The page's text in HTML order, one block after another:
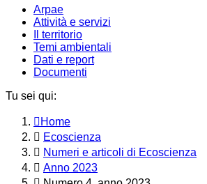
Arpae
Attività e servizi
Il territorio
Temi ambientali
Dati e report
Documenti
Tu sei qui:
Home
Ecoscienza
Numeri e articoli di Ecoscienza
Anno 2023